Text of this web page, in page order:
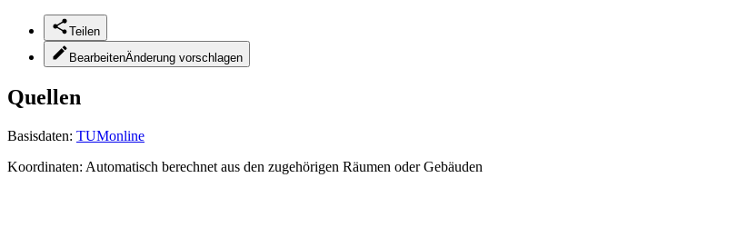
Teilen
BearbeitenÄnderung vorschlagen
Quellen
Basisdaten: TUMonline
Koordinaten: Automatisch berechnet aus den zugehörigen Räumen oder Gebäuden